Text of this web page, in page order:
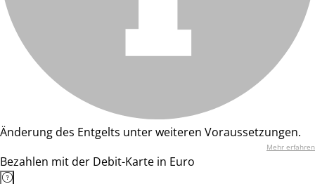
Änderung des Entgelts unter weiteren Voraussetzungen.
Mehr erfahren
Bezahlen mit der Debit-Karte in Euro